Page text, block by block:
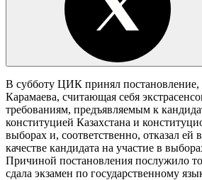
В субботу ЦИК принял постановление,
Карамаева, считающая себя
требованиям, предъявляемым к
конституцией Казахстана и
выборах и, соответственно, отказал ей
качестве кандидата на участие в
Причиной постановления послужило
сдала экзамен по государственному